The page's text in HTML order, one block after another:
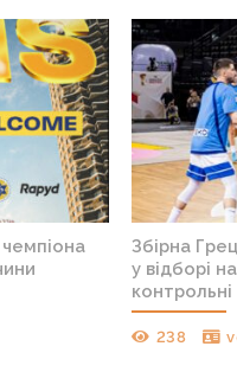
чемпіона
Збірна
у відборі
контрольні
238